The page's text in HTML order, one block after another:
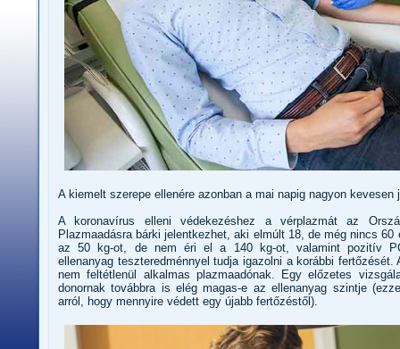
A kiemelt szerepe ellenére azonban a mai napig nagyon kevesen
A koronavírus elleni védekezéshez a vérplazmát az
Plazmaadásra bárki jelentkezhet, aki elmúlt 18, de még nincs
az 50 kg-ot, de nem éri el a 140 kg-ot, valamint pozitív
ellenanyag teszteredménnyel tudja igazolni a korábbi
nem feltétlenül alkalmas plazmaadónak. Egy előzetes
donornak továbbra is elég magas-e az ellenanyag szintje
arról, hogy mennyire védett egy újabb fertőzéstől).